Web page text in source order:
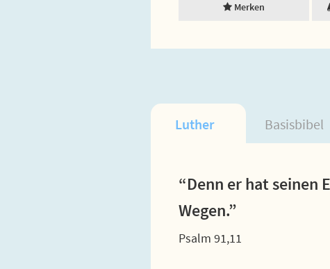
Merken
Luther Basisbibel
“Denn er hat seinen
Wegen.”
Psalm 91,11